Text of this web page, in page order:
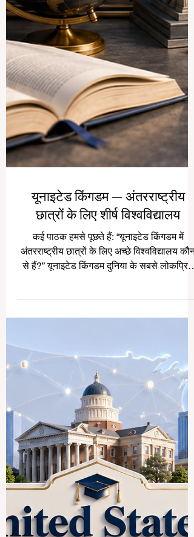
यूनाइटेड किंगडम — अंतरराष्ट्रीय
छात्रों के लिए शीर्ष विश्वविद्यालय
कई पाठक हमसे पूछते हैं: “यूनाइटेड किंगडम में
से हैं?” यूनाइटेड किंगडम दुनिया के सबसे लोकप्रिय
अध्ययन स्थलों में से एक है। यहाँ उच्च शिक्षा की लंबी
परंपरा, बहुसांस्कृतिक परिसर, मजबूत शैक्षणिक
वातावरण और व्यक्तिगत तथा व्यावसायिक विकास के
अनेक अवसर उपलब्ध हैं। भारतीय और हिंदी भाषी
छात्रों के लिए यूनाइटेड किंगडम में पढ़ाई एक विशेष
अनुभव हो सकती है। यह केवल डिग्री प्राप्त करने का
अवसर नहीं है, बल्कि अंग्रेज़ी सुधारने, आत्मविश्वा